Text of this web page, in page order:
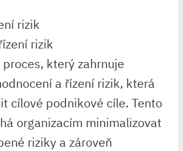
rizik
rizik
který zahrnuje
a řízení rizik, která
cílové podnikové cíle. Tento
organizacím minimalizovat
riziky a zároveň